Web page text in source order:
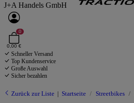
J+A Handels GmbH
0
0,00 €
Schneller Versand
Top Kundenservice
Große Auswahl
Sicher bezahlen
Zurück zur Liste Startseite Streetbikes